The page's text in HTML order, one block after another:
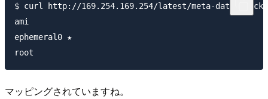
$ curl http://169.254.169.254/latest/meta-data/block-
ami
ephemeral0 ★
マッピングされていますね。